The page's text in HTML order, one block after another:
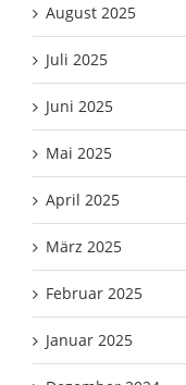
August 2025
Juli 2025
Juni 2025
Mai 2025
April 2025
März 2025
Februar 2025
Januar 2025